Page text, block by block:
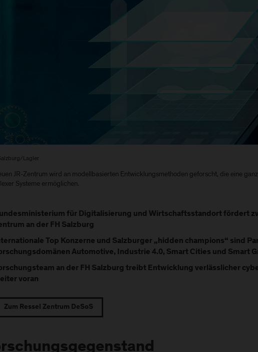
Lagler
JR-Zentrum wird an modellbasierten Entwicklungsmethoden geforscht, die eine
Systeme ermöglichen.
für Digitalisierung und Wirtschaftsstandort fördert
an der FH Salzburg
Top Konzerne und Salzburger „hidden champions“ sind
Automotive, Industrie 4.0, Smart Cities und Smart
an der FH Salzburg treibt Entwicklung verlässlicher
voran
Zum Ressel Zentrum DeSoS